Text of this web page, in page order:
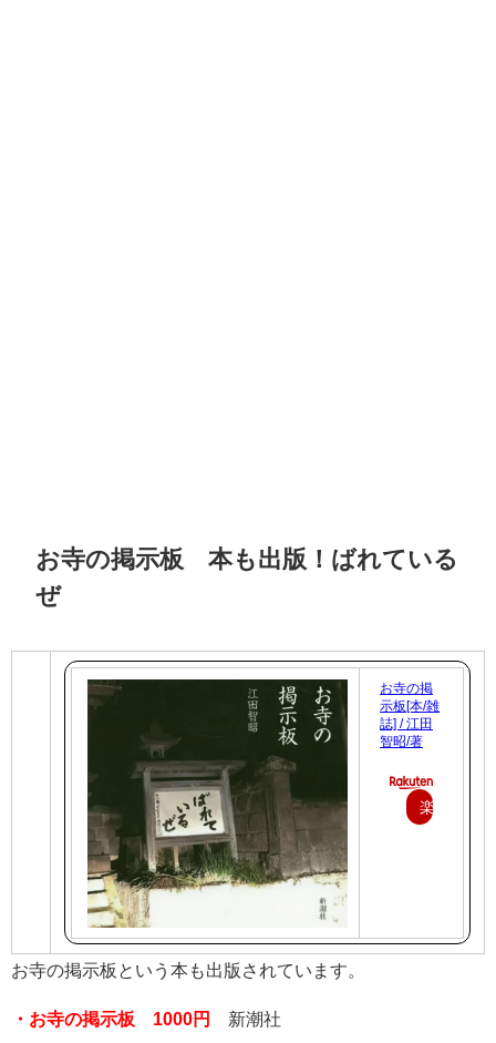
お寺の掲示板 本も出版！ばれている
ぜ
お寺の掲
示板[本/雑
誌] / 江田
智昭/著
楽
入
お寺の掲示板という本も出版されています。
・お寺の掲示板 1000円 新潮社